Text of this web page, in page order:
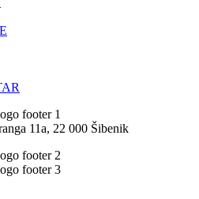
11a, 22 000 Šibenik